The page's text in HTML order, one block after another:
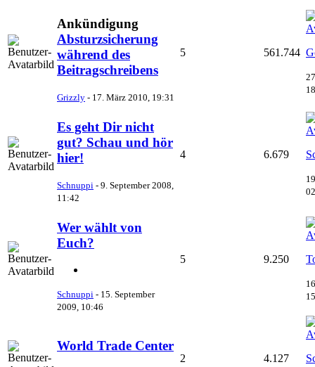
Ankündigung
Absturzsicherung
während des
Beitragschreibens
Grizzly - 17. März 2010, 19:31
5 561.744
Es geht Dir nicht
gut? Schau und hör
hier!
Schnuppi - 9. September 2008,
11:42
4 6.679
Wer wählt von
Euch?
Schnuppi - 15. September
2009, 10:46
5 9.250
World Trade Center
2 4.127